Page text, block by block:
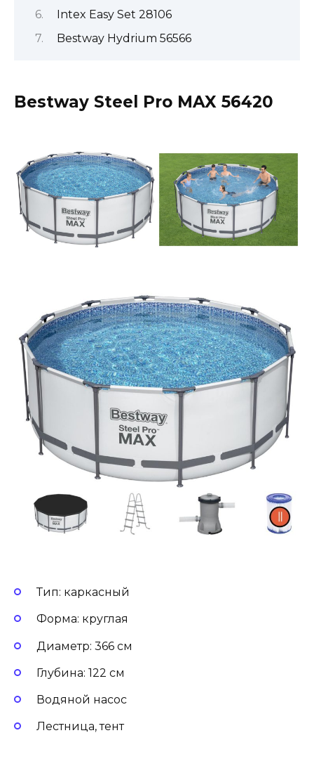
Intex Easy Set 28106
Bestway Hydrium 56566
Bestway Steel Pro MAX 56420
Тип: каркасный
Форма: круглая
Диаметр: 366 см
Глубина: 122 см
Водяной насос
Лестница, тент